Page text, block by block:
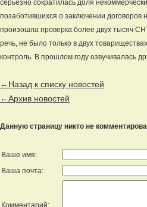
серьёзно сократилась доля
позаботившихся о заключении договоров
произошла проверка более двух тысяч
речь, не было только в двух
контроль. В прошлом году озвучивалась
←Назад к списку новостей
←Архив новостей
Данную страницу никто не
Ваше имя:
Ваша почта:
Комментарий: